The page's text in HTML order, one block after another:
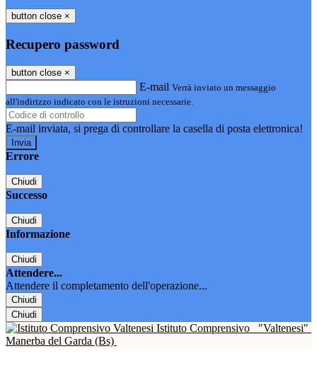
button close ×
Recupero password
button close ×
E-mail Verrà inviato un messaggio
all'indirizzo indicato con le istruzioni necessarie.
E-mail inviata, si prega di controllare la casella di posta elettronica!
Errore
Chiudi
Successo
Chiudi
Informazione
Chiudi
Attendere...
Attendere il completamento dell'operazione...
Chiudi
Chiudi
Istituto Comprensivo
"Valtenesi"
Manerba del Garda (Bs)